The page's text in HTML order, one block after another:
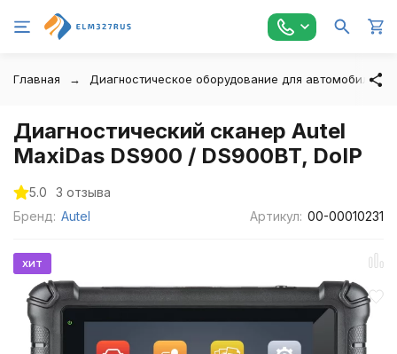
Главная Диагностическое оборудование для автомобилей
Диагностический сканер Autel
MaxiDas DS900 / DS900BT, DoIP
5.0
3 отзыва
Бренд: Autel Артикул: 00-00010231
хит